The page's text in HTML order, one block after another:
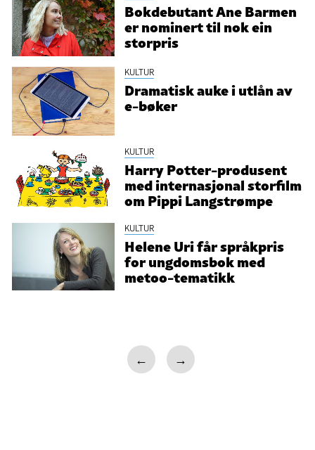
Bokdebutant Ane Barmen
er nominert til nok ein
storpris
KULTUR
Dramatisk auke i utlån av
e-bøker
KULTUR
Harry Potter-produsent
med internasjonal storfilm
om Pippi Langstrømpe
KULTUR
Helene Uri får språkpris
for ungdomsbok med
metoo-tematikk
← →